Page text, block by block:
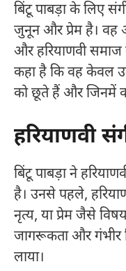
बिंटू पाबड़ा के लिए
जुनून और प्रेम है। वह
और हरियाणवी समाज
कहा है कि वह केवल
को छूते हैं और जिनमें
हरियाणवी
बिंटू पाबड़ा ने
है। उनसे पहले,
नृत्य, या प्रेम जैसे
जागरूकता और गंभीर
लाया।